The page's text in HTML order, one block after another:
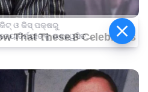
କିଟ୍‍ ଓ କିସ୍‍ ପକ୍ଷରୁ
ଜ୍ୟୋତିର୍ମୟୀଙ୍କୁ ଉଚ୍ଛ୍ୱସିତ
ସମ୍ବର୍ଦ୍ଧନା; ୫ଲକ୍ଷ ଟଙ୍କାର